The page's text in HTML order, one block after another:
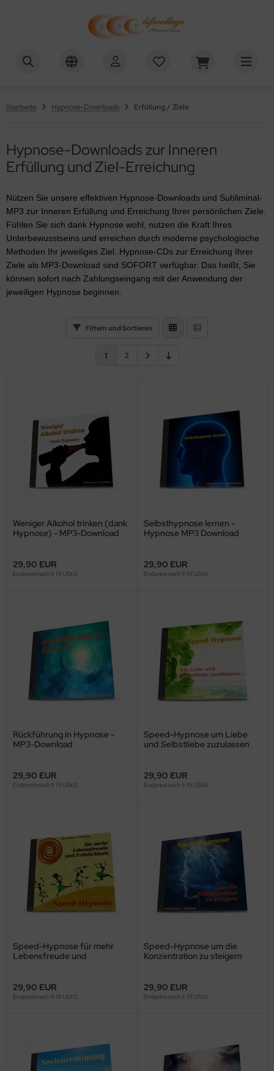
Startseite Hypnose-Downloads Erfüllung / Ziele
Hypnose-Downloads zur Inneren
Erfüllung und Ziel-Erreichung
Nützen Sie unsere effektiven Hypnose-Downloads und Subliminal-
MP3 zur Inneren Erfüllung und Erreichung Ihrer persönlichen Ziele.
Fühlen Sie sich dank Hypnose wohl, nutzen die Kraft Ihres
Unterbewusstseins und erreichen durch moderne psychologische
Methoden Ihr jeweiliges Ziel. Hypnose-CDs zur Erreichung Ihrer
Ziele als MP3-Download sind SOFORT verfügbar. Das heißt, Sie
können sofort nach Zahlungseingang mit der Anwendung der
jeweiligen Hypnose beginnen.
Filtern und Sortieren
1 2
Weniger Alkohol trinken (dank
Hypnose) - MP3-Download
29,90 EUR
Endpreis nach § 19 UStG.
Selbsthypnose lernen -
Hypnose MP3 Download
29,90 EUR
Endpreis nach § 19 UStG.
Rückführung in Hypnose -
MP3-Download
29,90 EUR
Endpreis nach § 19 UStG.
Speed-Hypnose um Liebe
und Selbstliebe zuzulassen
29,90 EUR
Endpreis nach § 19 UStG.
Speed-Hypnose für mehr
Lebensfreude und
29,90 EUR
Endpreis nach § 19 UStG.
Speed-Hypnose um die
Konzentration zu steigern
29,90 EUR
Endpreis nach § 19 UStG.